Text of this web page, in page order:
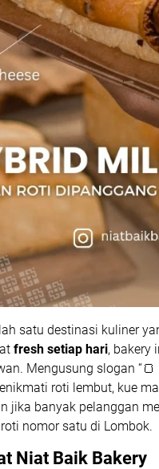
satu destinasi kuliner
fresh setiap hari, bakery
Mengusung slogan “🍞
roti lembut, kue
jika banyak pelanggan
nomor satu di Lombok.
Niat Baik Bakery